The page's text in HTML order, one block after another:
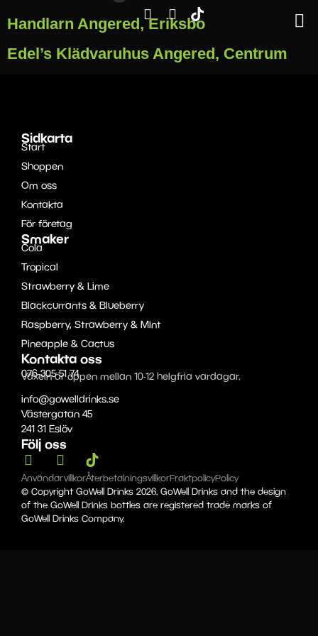
Handlarn Angered, Eriksbo
Edel’s Klädvaruhus Angered, Centrum
Sidkarta
Start
Shoppen
Om oss
Kontakta
För företag
Smaker
Cola
Tropical
Strawberry & Lime
Blackcurrants & Blueberry
Raspberry, Strawberry & Mint
Pineapple & Cactus
Kontakta oss
076-305 51 74
Växeln är öppen mellan 10-12 helgfria vardagar.
info@gowelldrinks.se
Västergatan 45
241 31 Eslöv
Följ oss
AnvändarvillkorÅterbetalningsvillkorFraktpolicyPolicy
© Copyright GoWell Drinks 2026. GoWell Drinks and the design
of the GoWell Drinks bottles are registered trade marks of
GoWell Drinks Company.